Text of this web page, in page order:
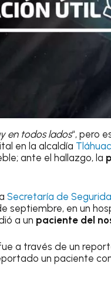
en todos lados“, pero
en la alcaldía Tláhuac
ante el hallazgo, la
Secretaría de
septiembre, en un
a un paciente del
a través de un
un paciente